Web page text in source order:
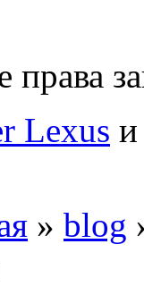
права
Lexus
» blog